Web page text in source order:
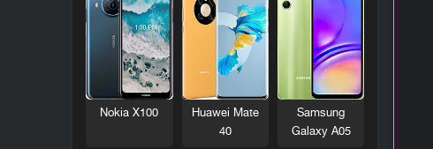
Samsung
Galaxy A05
Huawei Mate
40
Nokia X100